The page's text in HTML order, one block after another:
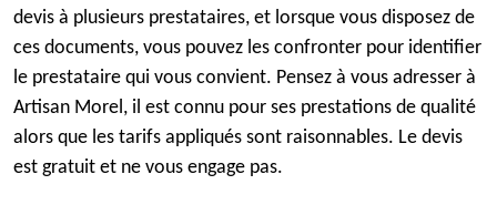
devis à plusieurs prestataires, et lorsque vous disposez de
ces documents, vous pouvez les confronter pour identifier
le prestataire qui vous convient. Pensez à vous adresser à
Artisan Morel, il est connu pour ses prestations de qualité
alors que les tarifs appliqués sont raisonnables. Le devis
est gratuit et ne vous engage pas.